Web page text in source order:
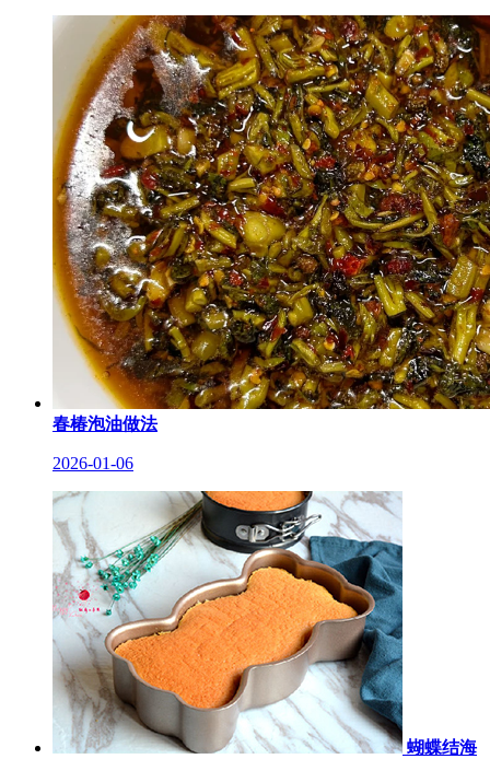
春椿泡油做法
2026-01-06
蝴蝶结海